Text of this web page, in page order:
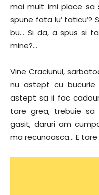
mai mult imi place sa
spune fata lu’
bu… Si da, a spus si
mine?…
Vine Craciunul,
nu astept cu
astept sa ii fac
tare grea, trebuie sa
gasit, daruri am
ma recunoasca… E